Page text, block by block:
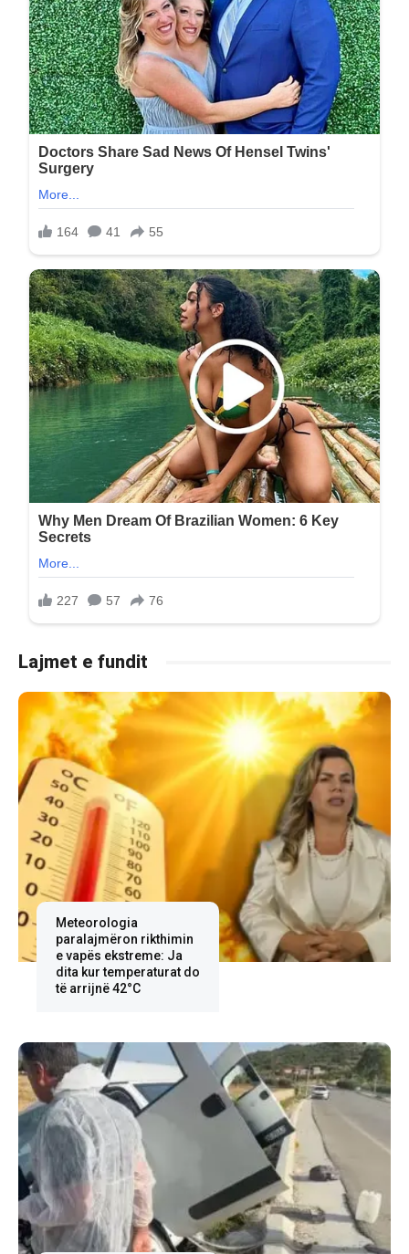
Lajmet e fundit
Meteorologia
paralajmëron rikthimin
e vapës ekstreme: Ja
dita kur temperaturat do
të arrijnë 42°C